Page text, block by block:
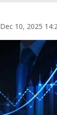
Dec 10, 2025